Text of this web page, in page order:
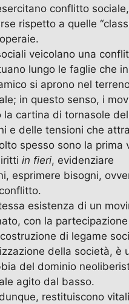
conflitto
rispetto a quelle
veicolano una
lungo le faglie che
si aprono nel
in questo senso, i
la cartina di tornasole
e delle tensioni che
spesso sono la prima
in fieri, evidenziare
esprimere bisogni,
esistenza di un
con la
di legame
della società, è
del dominio
agito dal basso.
restituiscono